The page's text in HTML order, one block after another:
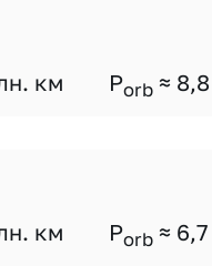
км Porb ≈ 8,8
км Porb ≈ 6,7